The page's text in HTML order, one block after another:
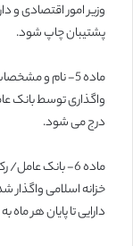
وزیر امور اقتصادی و
پشتیبان چاپ شود.
ماده 5- نام و
واگذاری توسط بانک
درج می شود.
ماده 6- بانک
خزانه اسلامی واگذار
دارایی تا پایان هر ماه